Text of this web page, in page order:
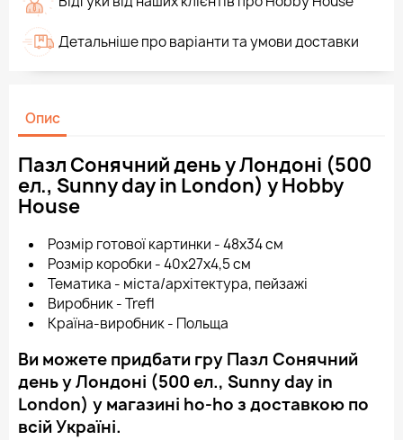
Детальніше про варіанти та умови доставки
Опис
Пазл Сонячний день у Лондоні (500
ел., Sunny day in London) у Hobby
House
Розмір готової картинки - 48х34 см
Розмір коробки - 40х27х4,5 см
Тематика - міста/архітектура, пейзажі
Виробник - Trefl
Країна-виробник - Польща
Ви можете придбати гру Пазл Сонячний
день у Лондоні (500 ел., Sunny day in
London) у магазині ho-ho з доставкою по
всій Україні.